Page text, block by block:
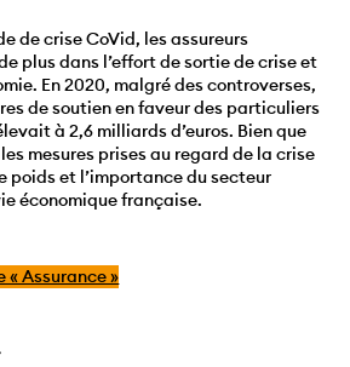
de crise CoVid, les assureurs
plus dans l’effort de sortie de crise et
En 2020, malgré des controverses,
de soutien en faveur des particuliers
à 2,6 milliards d’euros. Bien que
mesures prises au regard de la crise
et l’importance du secteur
économique française.
« Assurance »